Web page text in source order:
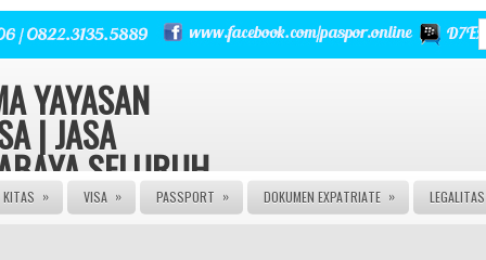
YAYASAN
| JASA
SELURUH
Izin PT CV FIRMA
KITAS » VISA » PASSPORT » DOKUMEN EXPATRIATE »